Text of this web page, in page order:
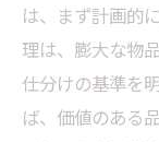
は、まず計画的
理は、膨大な物
仕分けの基準を
ば、価値のある